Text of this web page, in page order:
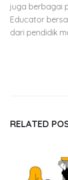
juga berbagai
Educator
dari pendidik
RELATED